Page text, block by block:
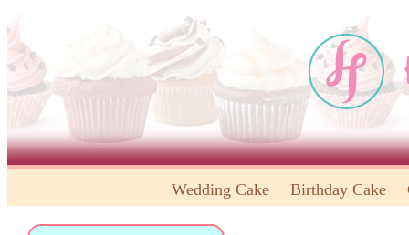
Wedding Cake Birthday Cake